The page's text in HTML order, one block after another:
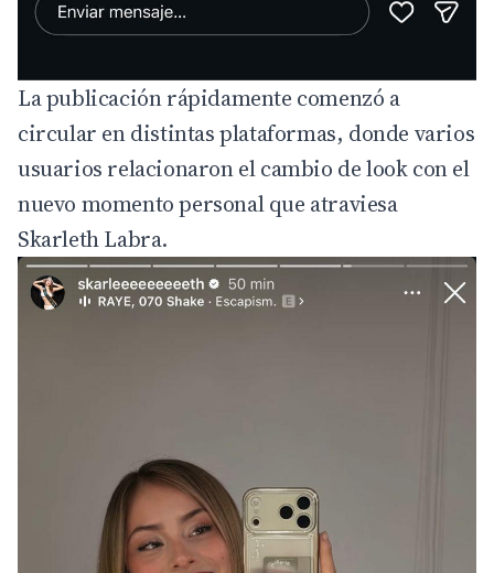
La publicación rápidamente comenzó a
circular en distintas plataformas, donde varios
usuarios relacionaron el cambio de look con el
nuevo momento personal que atraviesa
Skarleth Labra.